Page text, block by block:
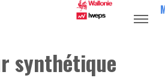
synthétique